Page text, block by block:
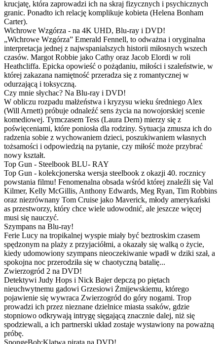
krucjatę, która zaprowadzi ich na skraj fizycznych i psychicznych
granic. Ponadto ich relację komplikuje kobieta (Helena Bonham
Carter).
Wichrowe Wzgórza - na 4K UHD, Blu-ray i DVD!
„Wichrowe Wzgórza” Emerald Fennell, to odważna i oryginalna
interpretacja jednej z najwspanialszych historii miłosnych wszech
czasów. Margot Robbie jako Cathy oraz Jacob Elordi w roli
Heathcliffa. Epicka opowieść o pożądaniu, miłości i szaleństwie, w
której zakazana namiętność przeradza się z romantycznej w
odurzającą i toksyczną.
Czy mnie słychac? Na Blu-ray i DVD!
W obliczu rozpadu małżeństwa i kryzysu wieku średniego Alex
(Will Arnett) próbuje odnaleźć sens życia na nowojorskiej scenie
komediowej. Tymczasem Tess (Laura Dern) mierzy się z
poświęceniami, które poniosła dla rodziny. Sytuacja zmusza ich do
radzenia sobie z wychowaniem dzieci, poszukiwaniem własnych
tożsamości i odpowiedzią na pytanie, czy miłość może przybrać
nowy kształt.
Top Gun - Steelbook BLU- RAY
Top Gun - kolekcjonerska wersja steelbook z okazji 40. rocznicy
powstania filmu! Fenomenalna obsada wśród której znaleźli się Val
Kilmer, Kelly McGillis, Anthony Edwards, Meg Ryan, Tim Robbins
oraz niezrównany Tom Cruise jako Maverick, młody amerykański
as przestworzy, który chce wiele udowodnić, ale jeszcze więcej
musi się nauczyć.
Szympans na Blu-ray!
Ferie Lucy na tropikalnej wyspie miały być beztroskim czasem
spędzonym na plaży z przyjaciółmi, a okazały się walką o życie,
kiedy udomowiony szympans nieoczekiwanie wpadł w dziki szał, a
spokojna noc przerodziła się w chaotyczną batalię...
Zwierzogród 2 na DVD!
Detektywi Judy Hops i Nick Bajer depczą po piętach
nieuchwytnemu gadowi Grzesiowi Żmijewskiemu, którego
pojawienie się wywraca Zwierzogród do góry nogami. Trop
prowadzi ich przez nieznane dzielnice miasta ssaków, gdzie
stopniowo odkrywają intrygę sięgającą znacznie dalej, niż się
spodziewali, a ich partnerski układ zostaje wystawiony na poważną
próbę.
SpongeBob:Klątwa pirata na DVD!